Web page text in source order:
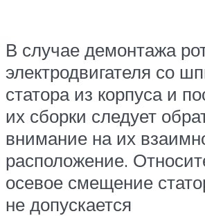
В случае демонтажа
электродвигателя со
статора из корпуса и
их сборки следует
внимание на их
расположение.
осевое смещение
не допускается